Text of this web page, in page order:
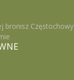
bronisz Częstochowy